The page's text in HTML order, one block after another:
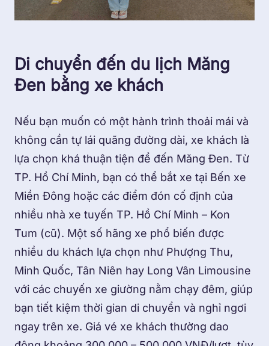
Di chuyển đến du lịch Măng
Đen bằng xe khách
Nếu bạn muốn có một hành trình thoải mái và
không cần tự lái quãng đường dài, xe khách là
lựa chọn khá thuận tiện để đến Măng Đen. Từ
TP. Hồ Chí Minh, bạn có thể bắt xe tại Bến xe
Miền Đông hoặc các điểm đón cố định của
nhiều nhà xe tuyến TP. Hồ Chí Minh – Kon
Tum (cũ). Một số hãng xe phổ biến được
nhiều du khách lựa chọn như Phượng Thu,
Minh Quốc, Tân Niên hay Long Vân Limousine
với các chuyến xe giường nằm chạy đêm, giúp
bạn tiết kiệm thời gian di chuyển và nghỉ ngơi
ngay trên xe. Giá vé xe khách thường dao